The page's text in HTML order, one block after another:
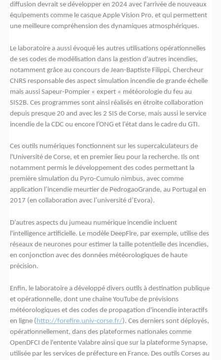
diffusion devrait se développer en 2024 avec l'arrivée de nouveaux
équipements comme le casque Apple Vision Pro, et qui permettent
une meilleure compréhension des dynamiques atmosphériques.
Le laboratoire a aussi évoqué les autres utilisations opérationnelles
de ses codes de modélisation dans la gestion d'autres incendies,
notamment grâce au concours de Jean-Baptiste Filippi, Chercheur
CNRS responsable des aspect simulation incendie de grande échelle
mais aussi Sapeur-Pompier « expert « météorologie du feu au
SIS2B. Ces programmes sont ainsi réalisés en étroite collaboration
depuis presque 20 and avec les 2 SIS de Corse, mais aussi le service
incendie de la CDC ou encore l’ONG et l’état dans le cadre du GTI.
Ces outils numériques fonctionnent sur les supercalculateurs de
l'Université de Corse, et en premier lieu pour la recherche. Ils ont
notamment permis le développement des codes permettant la
première simulation du Pyro-Cumulo nimbus, avec comme
application l’incendie meurtier de PedrogaoGrande, au Portugal en
2017 (en collaboration avec l’université d’Evora).
D’autres aspects du jumeau numérique incendie incluent
l'intelligence artificielle. Le modèle DeepFire, par exemple, utilise des
réseaux de neurones pour estimer la taille potentielle des incendies,
en conjonction avec des données météorologiques de haute
précision.
Enfin, le laboratoire a développé divers outils à destination publique
et opérationnelle, dont une chaîne YouTube de prévisions
météorologiques et des codes de propagation d'incendie interactifs
en ligne (http://forefire.univ-corse.fr/). Ces derniers sont déployés,
opérationnellement, dans des plateformes nationales comme
OpenDFCI de l'entente Valabre ainsi que sur la plateforme Synapse,
utilisée par les services de préfecture en France. Des outils Corses au